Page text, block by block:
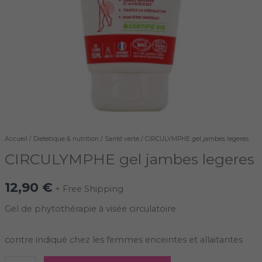
Accueil / Dietetique & nutrition / Santé verte/ CIRCULYMPHE gel jambes legeres
CIRCULYMPHE gel jambes legeres
12,90 € + Free Shipping
Gel de phytothérapie à visée circulatoire
contre indiqué chez les femmes enceintes et allaitantes